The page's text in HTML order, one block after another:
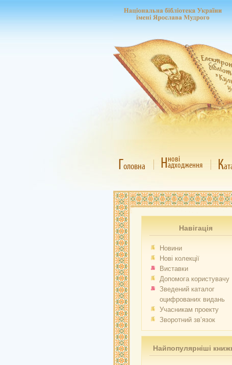
Головна Ннові
адходження К
Навігація
Новини
Нові колекції
Виставки
Допомога користувачу
Зведений каталог
оцифрованих видань
Учасникам проекту
Зворотний зв’язок
Найпопулярніші